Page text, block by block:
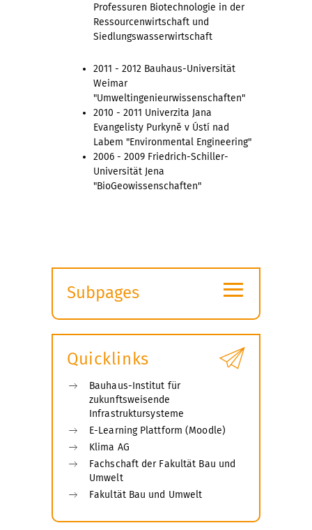
Professuren Biotechnologie in der
Ressourcenwirtschaft und
Siedlungswasserwirtschaft
2011 - 2012 Bauhaus-Universität
Weimar
"Umweltingenieurwissenschaften"
2010 - 2011 Univerzita Jana
Evangelisty Purkyně v Ústí nad
Labem "Environmental Engineering"
2006 - 2009 Friedrich-Schiller-
Universität Jena
"BioGeowissenschaften"
Subpages
submenu
≡
Quicklinks
Bauhaus-Institut für
zukunftsweisende
Infrastruktursysteme
E-Learning Plattform (Moodle)
Klima AG
Fachschaft der Fakultät Bau und
Umwelt
Fakultät Bau und Umwelt